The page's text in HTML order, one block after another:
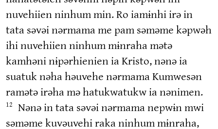
nuvehiien ninhum min. Ro iamɨnhi irə in
tata səvəi nərmama me pam səməme kəpwəh
ihi nuvehiien ninhum mɨnraha mətə
kamhəni nɨpərhienien ia Kristo, nənə ia
suatuk nəha həuvehe nərmama Kumwesən
ramətə irəha mə hatukwatukw ia nənimen.
12
Nənə in tata səvəi nərmama nepwɨn mwi
səməme kuvəuvehi raka ninhum mɨnraha,